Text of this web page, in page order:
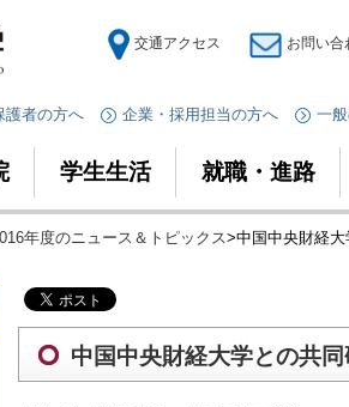
交通アクセス お問い合
護者の方へ 企業・採用担当の方へ 一
学生生活 就職・進路
年度のニュース＆トピックス>中国中央財経
中国中央財経大学との共